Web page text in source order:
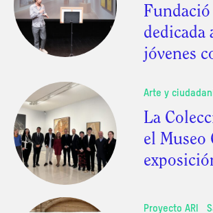
dedicada
jóvenes
Arte y
La
el Museo
Proyecto ARI